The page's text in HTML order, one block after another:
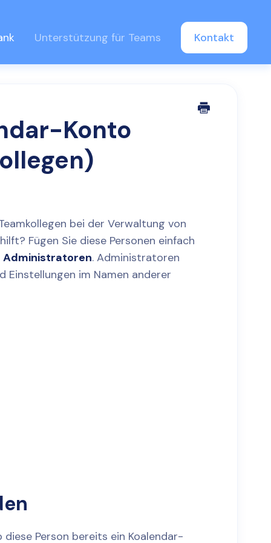
Unterstützung für Teams Kontakt
Konto
bei der Verwaltung von
Fügen Sie diese Personen einfach
Administratoren. Administratoren
Einstellungen im Namen anderer
diese Person bereits ein Koalendar-